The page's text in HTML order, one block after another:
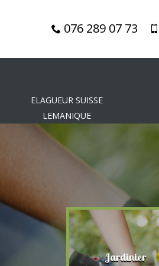
076 289 07 73
ELAGUEUR SUISSE
LEMANIQUE
Jardinier